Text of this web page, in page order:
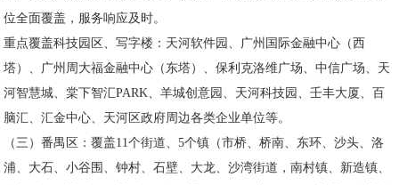
位全面覆盖，服务响应及时。
重点覆盖科技园区、写字楼：天河软件园、广州国际金融中心（西
塔）、广州周大福金融中心（东塔）、保利克洛维广场、中信广场、天
河智慧城、棠下智汇PARK、羊城创意园、天河科技园、壬丰大厦、百
脑汇、汇金中心、天河区政府周边各类企业单位等。
（三）番禺区：覆盖11个街道、5个镇（市桥、桥南、东环、沙头、洛
浦、大石、小谷围、钟村、石壁、大龙、沙湾街道，南村镇、新造镇、